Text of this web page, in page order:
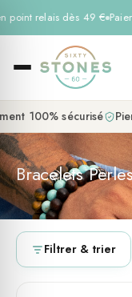
point relais dès 49 €
100% sécurisé
Bracelets
Filtrer & trier